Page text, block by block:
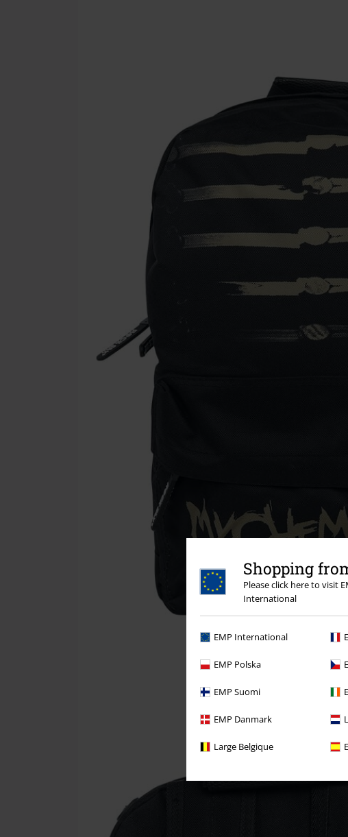
Shopping
Please click here to visit
International
EMP International
EMP Polska
EMP Suomi
EMP Danmark
Large Belgique